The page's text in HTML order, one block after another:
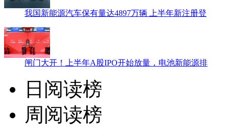
我国新能源汽车保有量达4897万辆 上半年新注册登
闸门大开！上半年A股IPO开始放量，电池新能源排
日阅读榜
周阅读榜